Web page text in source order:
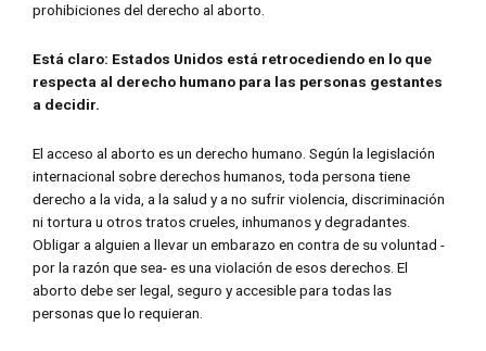
prohibiciones del derecho al aborto.
Está claro: Estados Unidos está retrocediendo en lo que
respecta al derecho humano para las personas gestantes
a decidir.
El acceso al aborto es un derecho humano. Según la legislación
internacional sobre derechos humanos, toda persona tiene
derecho a la vida, a la salud y a no sufrir violencia, discriminación
ni tortura u otros tratos crueles, inhumanos y degradantes.
Obligar a alguien a llevar un embarazo en contra de su voluntad -
por la razón que sea- es una violación de esos derechos. El
aborto debe ser legal, seguro y accesible para todas las
personas que lo requieran.